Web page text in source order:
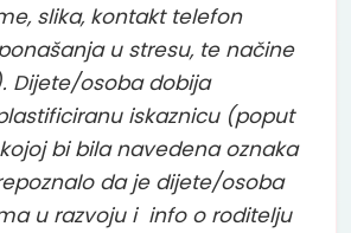
slika, kontakt telefon
u stresu, te načine
Dijete/osoba dobija
iskaznicu (poput
bi bila navedena oznaka
da je dijete/osoba
u razvoju i info o roditelju